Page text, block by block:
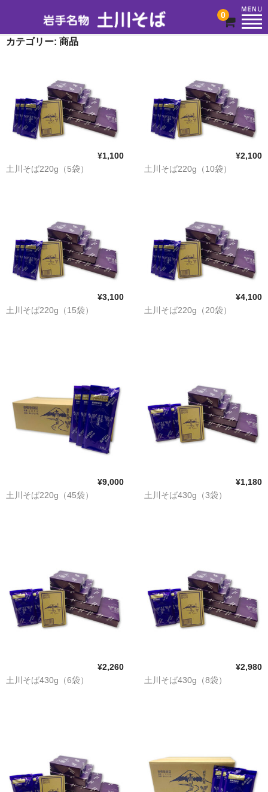
0
カート
カテゴリー: 商品
¥1,100
土川そば220g（5袋）
¥2,100
土川そば220g（10袋）
¥3,100
土川そば220g（15袋）
¥4,100
土川そば220g（20袋）
¥9,000
土川そば220g（45袋）
¥1,180
土川そば430g（3袋）
¥2,260
土川そば430g（6袋）
¥2,980
土川そば430g（8袋）